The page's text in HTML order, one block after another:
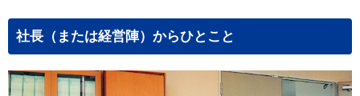
社長（または経営陣）からひとこと